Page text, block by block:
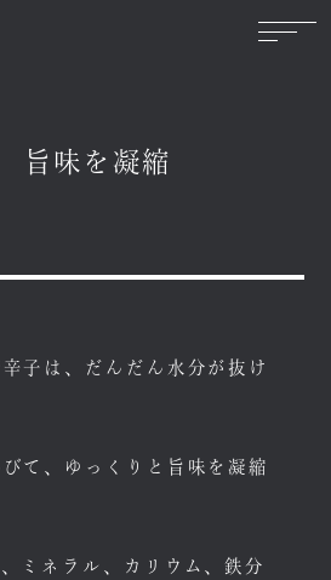
旨味を凝縮
子は、だんだん水分が抜け
て、ゆっくりと旨味を凝縮
ミネラル、カリウム、鉄分